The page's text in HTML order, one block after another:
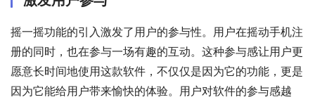
摇一摇功能的引入激发了用户的参与性。用户在摇动手机注
册的同时，也在参与一场有趣的互动。这种参与感让用户更
愿意长时间地使用这款软件，不仅仅是因为它的功能，更是
因为它能给用户带来愉快的体验。用户对软件的参与感越